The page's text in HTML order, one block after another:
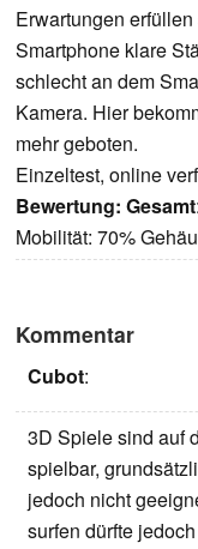
Erwartungen
Smartphone klare
schlecht an dem
Kamera. Hier
mehr geboten.
Einzeltest, online
Bewertung: Gesamt
Mobilität: 70%
Kommentar
Cubot:
3D Spiele sind auf
spielbar,
jedoch nicht
surfen dürfte